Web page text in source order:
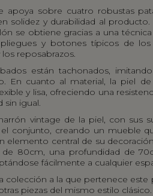
apoya sobre cuatro robustas
solidez y durabilidad al
se obtiene gracias a una
y botones típicos de los
reposabrazos.
están tachonados,
En cuanto al material, la piel
y lisa, ofreciendo una
sin igual.
vintage de la piel, con sus
conjunto, creando un mueble
elemento central de su
80cm, una profundidad de
fácilmente a cualquier
colección a la que pertenece este
piezas del mismo estilo clásico.